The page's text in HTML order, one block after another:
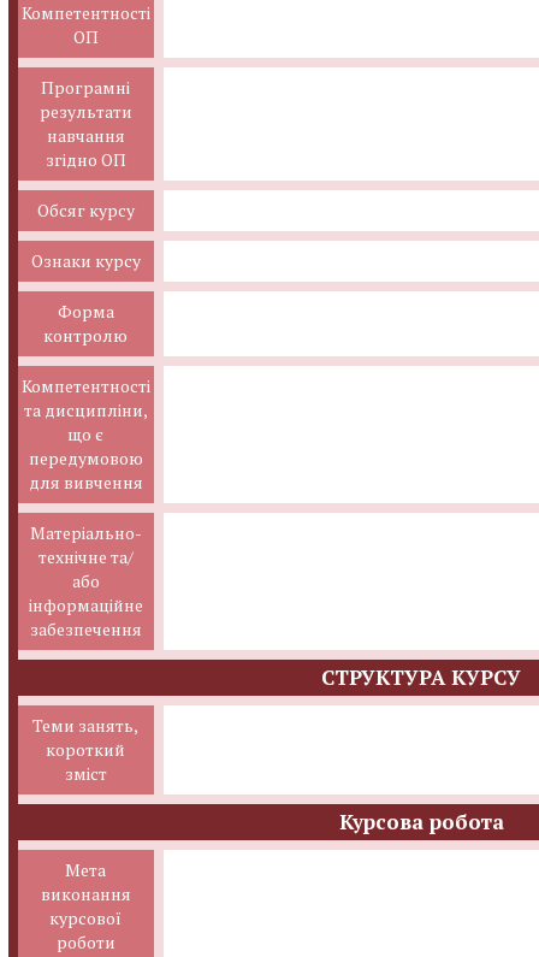
Компетентності
ОП
Програмні
результати
навчання
згідно ОП
Обсяг курсу
Ознаки курсу
Форма
контролю
Компетентності
та дисципліни,
що є
передумовою
для вивчення
Матеріально-
технічне та/
або
інформаційне
забезпечення
СТРУКТУРА КУРСУ
Теми занять,
короткий
зміст
Курсова робота
Мета
виконання
курсової
роботи